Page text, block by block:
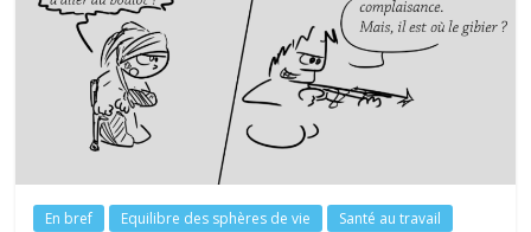
En bref Equilibre des sphères de vie Santé au travail